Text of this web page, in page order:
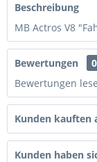
Beschreibung
MB Actros V8
Bewertungen
0
Bewertungen
Kunden kauften
Kunden haben